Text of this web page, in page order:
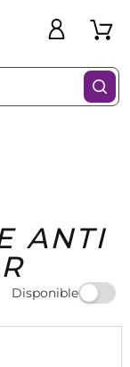
Bons
Plans
ANTI
Disponible
Filtres